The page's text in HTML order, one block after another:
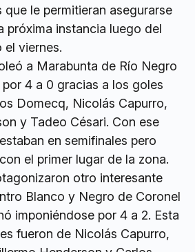
que le permitieran asegurarse
próxima instancia luego del
viernes.
a Marabunta de Río Negro
4 a 0 gracias a los goles
Domecq, Nicolás Capurro,
y Tadeo Césari. Con ese
en semifinales pero
el primer lugar de la zona.
otro interesante
Blanco y Negro de Coronel
imponiéndose por 4 a 2. Esta
fueron de Nicolás Capurro,